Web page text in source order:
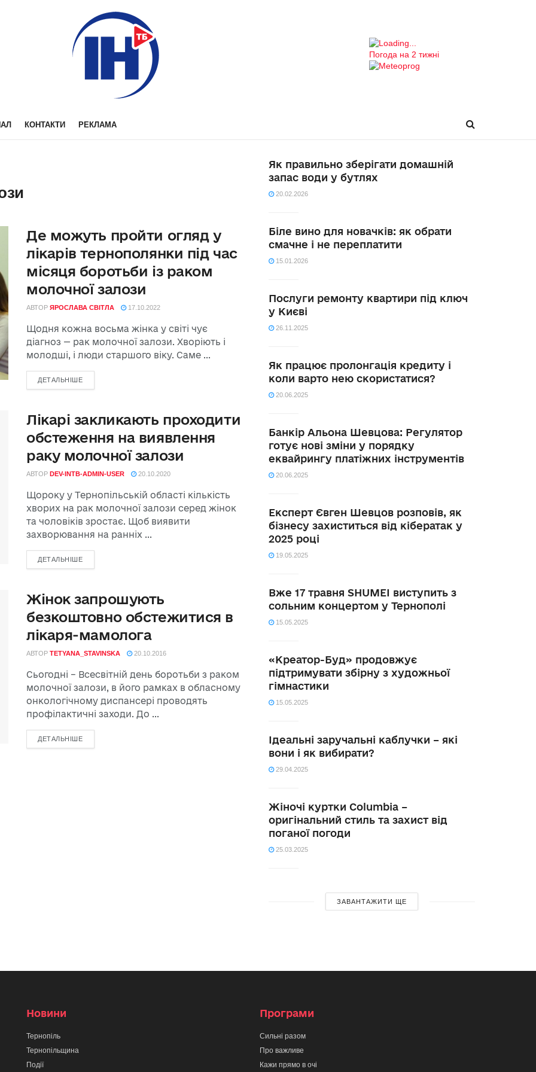
Погода на 2 тижні
КОНТАКТИ РЕКЛАМА
Де можуть пройти огляд у
лікарів тернополянки під час
місяця боротьби із раком
молочної залози
АВТОР ЯРОСЛАВА СВІТЛА 17.10.2022
Щодня кожна восьма жінка у світі чує
діагноз — рак молочної залози. Хворіють і
молодші, і люди старшого віку. Саме ...
ДЕТАЛЬНІШЕ
Лікарі закликають проходити
обстеження на виявлення
раку молочної залози
АВТОР DEV-INTB-ADMIN-USER 20.10.2020
Щороку у Тернопільській області кількість
хворих на рак молочної залози серед жінок
та чоловіків зростає. Щоб виявити
захворювання на ранніх ...
ДЕТАЛЬНІШЕ
Жінок запрошують
безкоштовно обстежитися в
лікаря-мамолога
АВТОР TETYANA_STAVINSKA 20.10.2016
Сьогодні – Всесвітній день боротьби з раком
молочної залози, в його рамках в обласному
онкологічному диспансері проводять
профілактичні заходи. До ...
ДЕТАЛЬНІШЕ
Як правильно зберігати домашній
запас води у бутлях
20.02.2026
Біле вино для новачків: як обрати
смачне і не переплатити
15.01.2026
Послуги ремонту квартири під ключ
у Києві
26.11.2025
Як працює пролонгація кредиту і
коли варто нею скористатися?
20.06.2025
Банкір Альона Шевцова: Регулятор
готує нові зміни у порядку
еквайрингу платіжних інструментів
20.06.2025
Експерт Євген Шевцов розповів, як
бізнесу захиститься від кібератак у
2025 році
19.05.2025
Вже 17 травня SHUMEI виступить з
сольним концертом у Тернополі
15.05.2025
«Креатор-Буд» продовжує
підтримувати збірну з художньої
гімнастики
15.05.2025
Ідеальні заручальні каблучки – які
вони і як вибирати?
29.04.2025
Жіночі куртки Columbia –
оригінальний стиль та захист від
поганої погоди
25.03.2025
ЗАВАНТАЖИТИ ЩЕ
Новини
Тернопіль
Тернопільщина
Події
Програми
Сильні разом
Про важливе
Кажи прямо в очі